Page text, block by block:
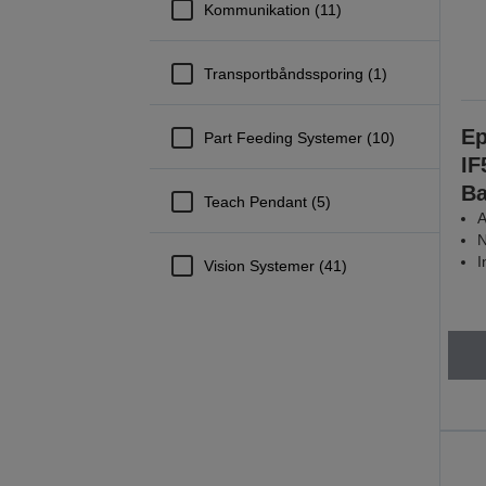
Kommunikation (11)
Transportbåndssporing (1)
Part Feeding Systemer (10)
Teach Pendant (5)
Vision Systemer (41)